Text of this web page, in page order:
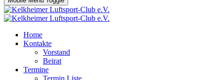
Home
Kontakte
Vorstand
Beirat
Termine
Termin Liste